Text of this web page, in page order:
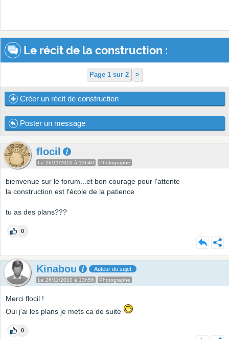
Le récit de la construction :
Page 1 sur 2 >
Créer un récit de construction
Poster un message
flocil
Le 26/11/2010 à 13h40 Photographe
bienvenue sur le forum...et bon courage pour l'attente
la construction est l'école de la patience
tu as des plans???
0
Kinabou Auteur du sujet
Le 26/11/2010 à 13h56 Photographe
Merci flocil !
Oui j'ai les plans je mets ca de suite
0